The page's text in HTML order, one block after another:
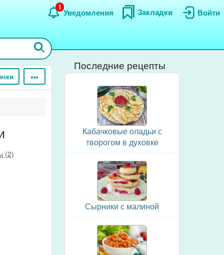
Войти
Закладки
Уведомления
1
(2)
Последние рецепты
Кабачковые оладьи с
творогом в духовке
Сырники с малиной